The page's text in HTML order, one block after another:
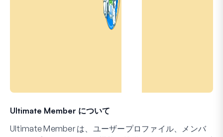
Ultimate Member について
Ultimate Member は、ユーザープロファイル、メンバ